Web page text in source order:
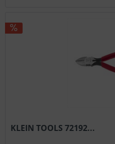
KLEIN TOOLS 72192...